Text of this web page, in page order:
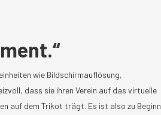
wie Bildschirmauflösung,
dass sie ihren Verein auf das virtuelle
auf dem Trikot trägt. Es ist also zu Beginn